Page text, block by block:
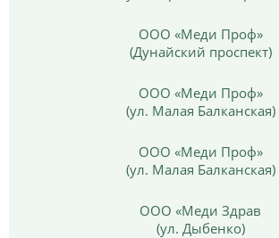
ООО «Меди Проф»
(Дунайский проспект)
ООО «Меди Проф»
(ул. Малая Балканская)
ООО «Меди Проф»
(ул. Малая Балканская)
ООО «Меди Здрав
(ул. Дыбенко)